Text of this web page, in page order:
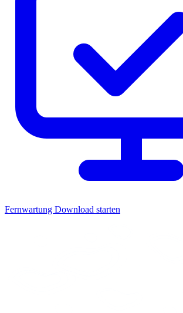
Fernwartung Download starten